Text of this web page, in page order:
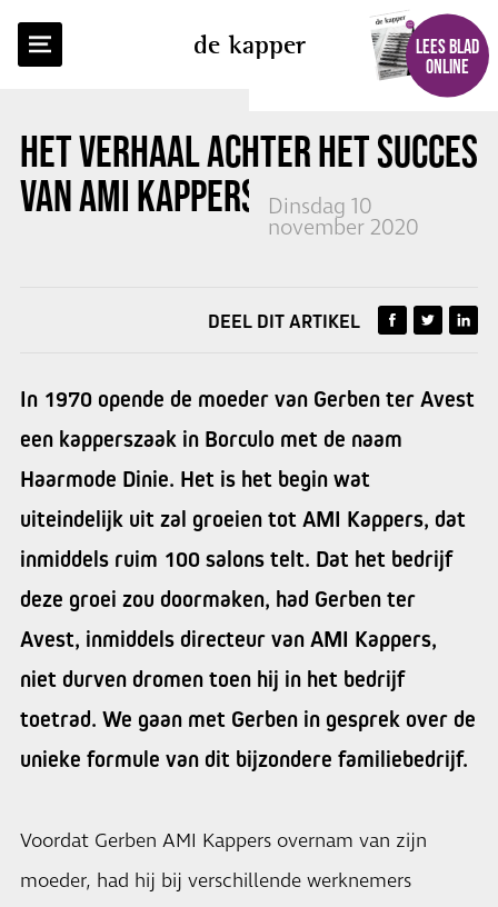
de kapper
LEES BLAD
ONLINE
HET VERHAAL ACHTER HET SUCCES
VANAMI KAPPERS Dinsdag 10
november 2020
TERUG NAAR OVERZICHT
DEEL DIT ARTIKEL
In 1970 opende de moeder van Gerben ter Avest
een kapperszaak in Borculo met de naam
Haarmode Dinie. Het is het begin wat
uiteindelijk uit zal groeien tot AMI Kappers, dat
inmiddels ruim 100 salons telt. Dat het bedrijf
deze groei zou doormaken, had Gerben ter
Avest, inmiddels directeur van AMI Kappers,
niet durven dromen toen hij in het bedrijf
toetrad. We gaan met Gerben in gesprek over de
unieke formule van dit bijzondere familiebedrijf.
Voordat Gerben AMI Kappers overnam van zijn
moeder, had hij bij verschillende werknemers